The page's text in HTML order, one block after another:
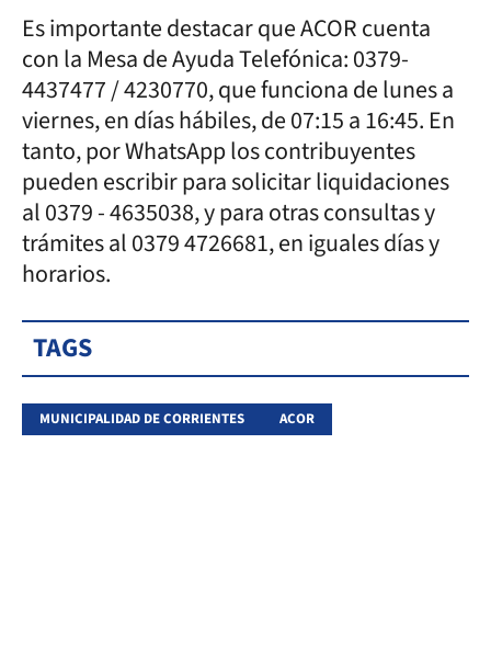
Es importante destacar que ACOR cuenta
con la Mesa de Ayuda Telefónica: 0379-
4437477 / 4230770, que funciona de lunes a
viernes, en días hábiles, de 07:15 a 16:45. En
tanto, por WhatsApp los contribuyentes
pueden escribir para solicitar liquidaciones
al 0379 - 4635038, y para otras consultas y
trámites al 0379 4726681, en iguales días y
horarios.
TAGS
MUNICIPALIDAD DE CORRIENTES ACOR